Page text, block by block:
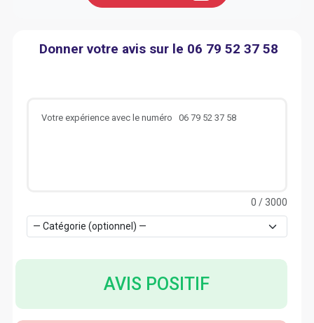
Donner votre avis sur le 06 79 52 37 58
0 / 3000
AVIS POSITIF